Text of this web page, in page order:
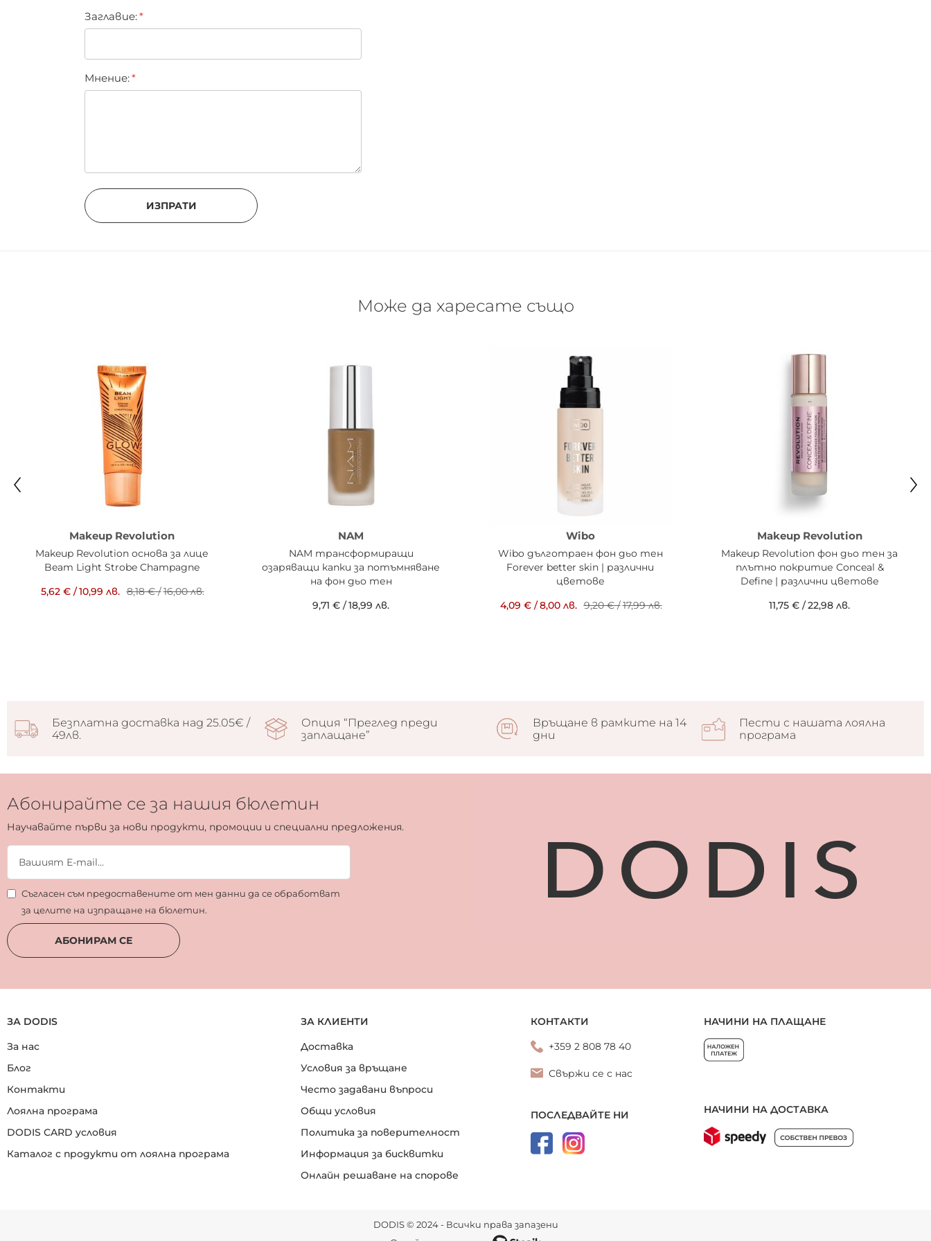
Заглавиe:
Мнение:
ИЗПРАТИ
Може да харесате също
Makeup Revolution
Makeup Revolution основа за лице
Beam Light Strobe Champagne
5,62 €/10,99 лв. 8,18 €/16,00 лв.
NAM
NAM трансформиращи
озаряващи капки за потъмняване
на фон дьо тен
9,71 € /18,99 лв.
Wibo
Wibo дълготраен фон дьо тен
Forever better skin | различни
цветове
4,09 €/8,00 лв. 9,20 €/17,99 лв.
Makeup Revolution
Makeup Revolution фон дьо тен за
плътно покритие Conceal &
Define | различни цветове
11,75 € /22,98 лв.
Безплатна доставка над 25.05€ /
49лв.
Опция “Преглед преди
заплащане”
Връщане в рамките на 14
дни
Пести с нашата лоялна
програма
Абонирайте се за нашия бюлетин
Научавайте първи за нови продукти, промоции и специални предложения.
Съгласен съм предоставените от мен данни да се обработват
за целите на изпращане на бюлетин.
АБОНИРАМ СЕ
ЗА DODIS
За нас
Блог
Контакти
Лоялна програма
DODIS CARD условия
Каталог с продукти от лоялна програма
ЗА КЛИЕНТИ
Доставка
Условия за връщане
Често задавани въпроси
Общи условия
Политика за поверителност
Информация за бисквитки
Онлайн решаване на спорове
КОНТАКТИ
+359 2 808 78 40
Свържи се с нас
ПОСЛЕДВАЙТЕ НИ
НАЧИНИ НА ПЛАЩАНЕ
НАЧИНИ НА ДОСТАВКА
DODIS © 2024 - Всички права запазени